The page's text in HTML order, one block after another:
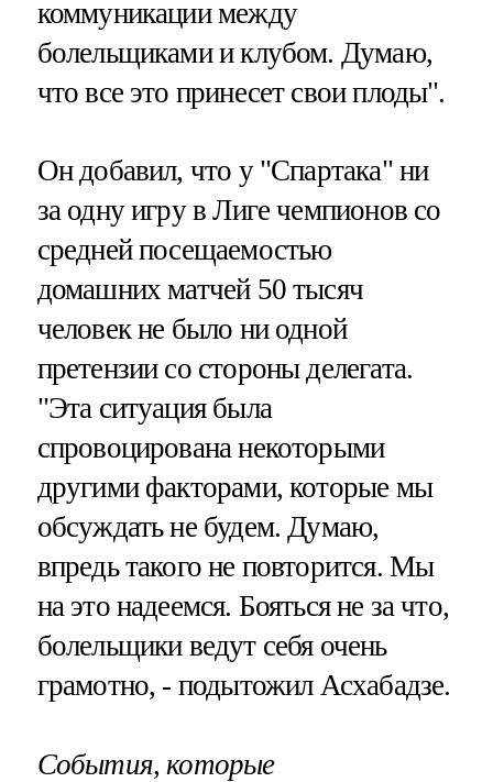
коммуникации между
болельщиками и клубом. Думаю,
что все это принесет свои плоды".
Он добавил, что у "Спартака" ни
за одну игру в Лиге чемпионов со
средней посещаемостью
домашних матчей 50 тысяч
человек не было ни одной
претензии со стороны делегата.
"Эта ситуация была
спровоцирована некоторыми
другими факторами, которые мы
обсуждать не будем. Думаю,
впредь такого не повторится. Мы
на это надеемся. Бояться не за что,
болельщики ведут себя очень
грамотно, - подытожил Асхабадзе.
События, которые